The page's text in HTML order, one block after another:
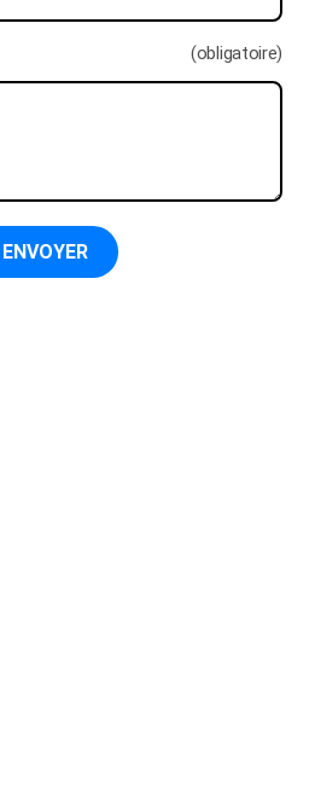
(obligatoire)
ENVOYER
MODIFIER LA PAGE